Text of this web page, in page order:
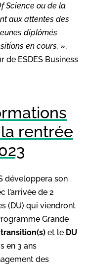
Science ou de la
aux attentes des
diplômés
en cours. »,
ESDES Business
la rentrée
développera son
l’arrivée de 2
(DU) qui viendront
Grande
et le DU
en 3 ans
des